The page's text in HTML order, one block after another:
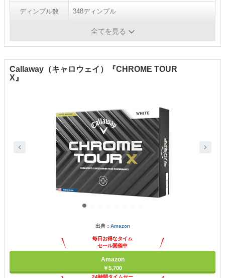
ディンプル数 348ディンプル
ホワイト／イエロー
全てを見る
Callaway（キャロウェイ）『CHROME TOUR
X』
出典： Amazon
毎日お得なタイム
セール開催中
Amazon
￥5,700